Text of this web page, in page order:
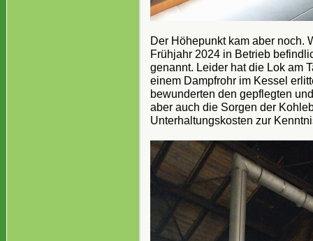
Der Höhepunkt kam aber noch.
Frühjahr 2024 in Betrieb
genannt. Leider hat die Lok am
einem Dampfrohr im Kessel
bewunderten den gepflegten
aber auch die Sorgen der
Unterhaltungskosten zur